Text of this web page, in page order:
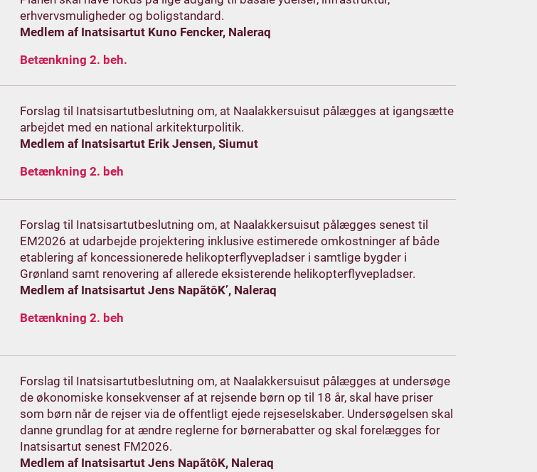
erhvervsmuligheder og boligstandard.
Medlem af Inatsisartut Kuno Fencker, Naleraq
Betænkning 2. beh.
Forslag til Inatsisartutbeslutning om, at Naalakkersuisut pålægges at igangsætte
arbejdet med en national arkitekturpolitik.
Medlem af Inatsisartut Erik Jensen, Siumut
Betænkning 2. beh
Forslag til Inatsisartutbeslutning om, at Naalakkersuisut pålægges senest til
EM2026 at udarbejde projektering inklusive estimerede omkostninger af både
etablering af koncessionerede helikopterflyvepladser i samtlige bygder i
Grønland samt renovering af allerede eksisterende helikopterflyvepladser.
Medlem af Inatsisartut Jens NapãtôK’, Naleraq
Betænkning 2. beh
Forslag til Inatsisartutbeslutning om, at Naalakkersuisut pålægges at undersøge
de økonomiske konsekvenser af at rejsende børn op til 18 år, skal have priser
som børn når de rejser via de offentligt ejede rejseselskaber. Undersøgelsen skal
danne grundlag for at ændre reglerne for børnerabatter og skal forelægges for
Inatsisartut senest FM2026.
Medlem af Inatsisartut Jens NapãtôK, Naleraq